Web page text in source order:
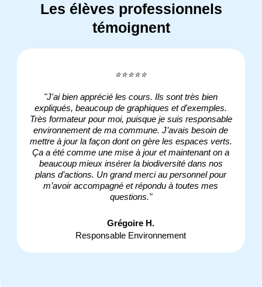
Les élèves professionnels
témoignent
⭐⭐⭐⭐⭐
"J'ai bien apprécié les cours. Ils sont très bien
expliqués, beaucoup de graphiques et d'exemples.
Très formateur pour moi, puisque je suis responsable
environnement de ma commune. J’avais besoin de
mettre à jour la façon dont on gère les espaces verts.
Ça a été comme une mise à jour et maintenant on a
beaucoup mieux insérer la biodiversité dans nos
plans d’actions. Un grand merci au personnel pour
m’avoir accompagné et répondu à toutes mes
questions."
Grégoire H.
Responsable Environnement